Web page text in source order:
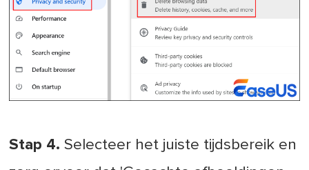
Stap 4. Selecteer het juiste tijdsbereik en